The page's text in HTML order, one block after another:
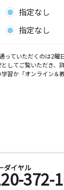
指定なし
指定なし
ていただくのは2曜
してご覧いただき、
習か「オンライン＆
ダイヤル372-